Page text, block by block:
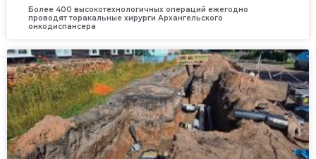
Более 400 высокотехнологичных операций ежегодно
проводят торакальные хирурги Архангельского
онкодиспансера